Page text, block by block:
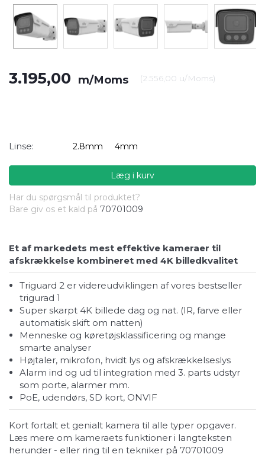
3.195,00 m/Moms (2.556,00 u/Moms)
Linse: 2.8mm 4mm
Læg i kurv
Har du spørgsmål til produktet?
Bare giv os et kald på 70701009
Et af markedets mest effektive kameraer til
afskrækkelse kombineret med 4K billedkvalitet
Triguard 2 er videreudviklingen af vores bestseller
trigurad 1
Super skarpt 4K billede dag og nat. (IR, farve eller
automatisk skift om natten)
Menneske og køretøjsklassificering og mange
smarte analyser
Højtaler, mikrofon, hvidt lys og afskrækkelseslys
Alarm ind og ud til integration med 3. parts udstyr
som porte, alarmer mm.
PoE, udendørs, SD kort, ONVIF
Kort fortalt et genialt kamera til alle typer opgaver.
Læs mere om kameraets funktioner i langteksten
herunder - eller ring til en tekniker på 70701009